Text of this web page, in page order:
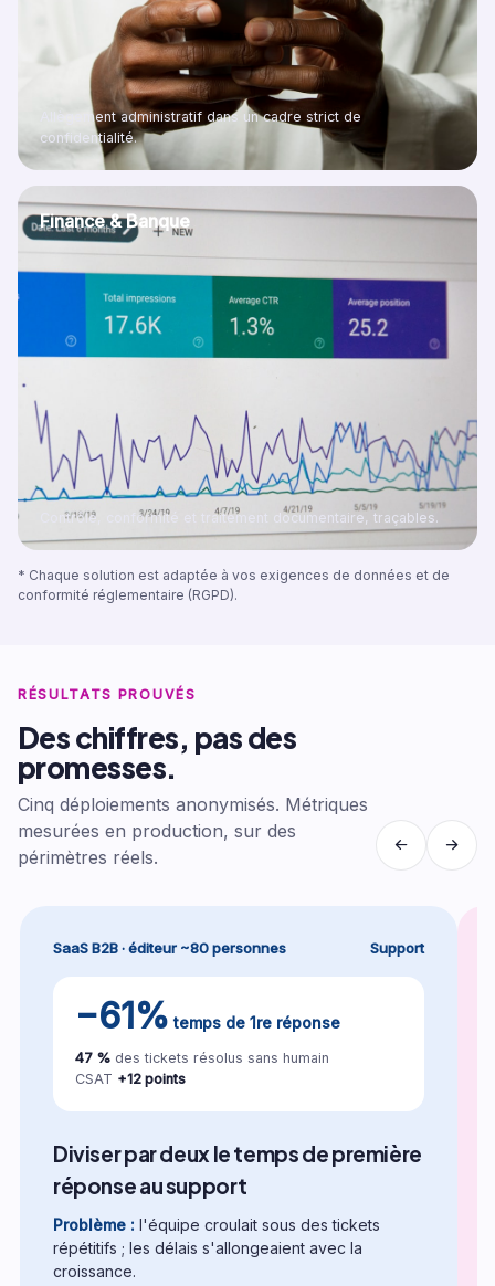
Allègement administratif dans un cadre strict de
confidentialité.
Finance & Banque
Contrôle, conformité et traitement documentaire, traçables.
* Chaque solution est adaptée à vos exigences de données et de
conformité réglementaire (RGPD).
RÉSULTATS PROUVÉS
Des chiffres, pas des
promesses.
Cinq déploiements anonymisés. Métriques
mesurées en production, sur des
périmètres réels.
SaaS B2B · éditeur ~80 personnes Support
−61% temps de 1re réponse
47 % des tickets résolus sans humain
CSAT +12 points
Diviser par deux le temps de première
réponse au support
Problème : l'équipe croulait sous des tickets
répétitifs ; les délais s'allongeaient avec la
croissance.